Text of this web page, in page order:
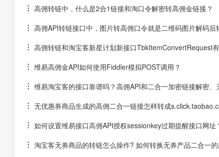
高佣转链中，什么是2合1链接和淘口令解密转高佣金链接？
高佣API转链接口中，图片转高佣口令就是二维码图片解码后
高佣转链和淘宝客新星计划新接口TbkItemConvertRequest
维易高佣金API如何使用Fiddler模拟POST调用？
维易淘宝客的接口靠谱吗？高佣API和二合一加密链接解密
无优惠券商品生成的高佣二合一链接怎样转成
如何设置维易接口高佣API授权sessionkey过期提醒接口网址
淘宝客无券商品的转链怎么操作? 如何转换无券产品二合一